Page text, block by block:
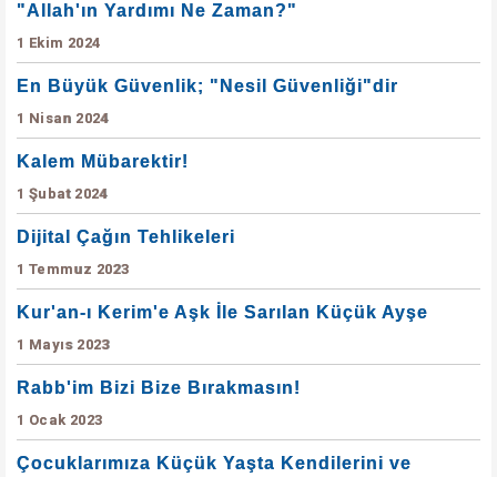
"Allah'ın Yardımı Ne Zaman?"
1 Ekim 2024
En Büyük Güvenlik; "Nesil Güvenliği"dir
1 Nisan 2024
Kalem Mübarektir!
1 Şubat 2024
Dijital Çağın Tehlikeleri
1 Temmuz 2023
Kur'an-ı Kerim'e Aşk İle Sarılan Küçük Ayşe
1 Mayıs 2023
Rabb'im Bizi Bize Bırakmasın!
1 Ocak 2023
Çocuklarımıza Küçük Yaşta Kendilerini ve